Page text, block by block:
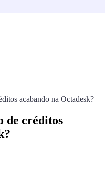
acabando na Octadesk?
de créditos